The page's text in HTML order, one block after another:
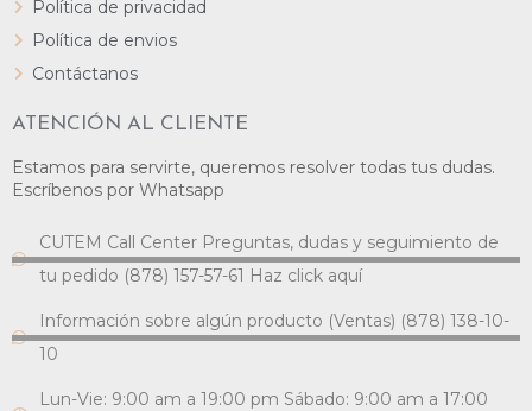
Política de privacidad
Política de envios
Contáctanos
ATENCIÓN AL CLIENTE
Estamos para servirte, queremos resolver todas tus dudas.
Escríbenos por Whatsapp
CUTEM Call Center Preguntas, dudas y seguimiento de
tu pedido (878) 157-57-61 Haz click aquí
Información sobre algún producto (Ventas) (878) 138-10-
10
Lun-Vie: 9:00 am a 19:00 pm Sábado: 9:00 am a 17:00